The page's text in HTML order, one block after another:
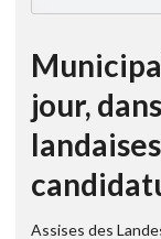
jour,
Assises des